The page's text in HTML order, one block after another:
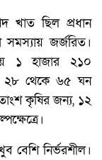
খাত ছিল প্রধান
জর্জরিত।
১ হাজার ২১০
২৮ থেকে ৬৫ ঘন
কৃষির জন্য, ১২
বেশি নির্ভরশীল।